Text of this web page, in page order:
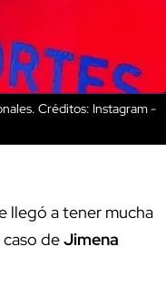
Créditos: Instagram -
llegó a tener mucha
deJimena